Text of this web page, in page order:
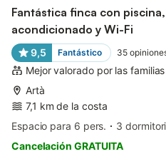
Fantástica finca con
acondicionado y Wi-Fi
9,5 Fantástico 35
Mejor valorado por las familias
Artà
7,1 km de la costa
Espacio para 6 pers.
3
Cancelación GRATUITA